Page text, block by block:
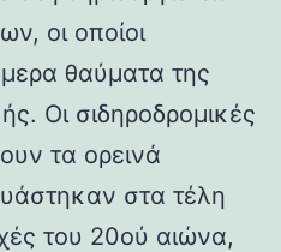
οι οποίοι
θαύματα της
Οι σιδηροδρομικές
τα ορεινά
στα τέλη
του 20ού αιώνα,